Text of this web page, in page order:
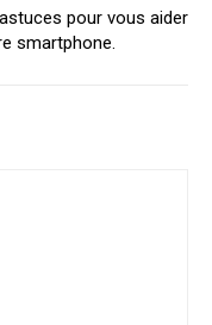
pour vous aider
smartphone.